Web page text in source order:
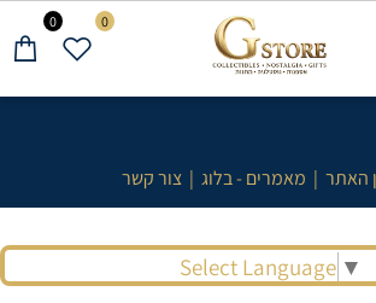
האתר | מאמרים - בלוג | צור קשר
Select Language ▼
0 0